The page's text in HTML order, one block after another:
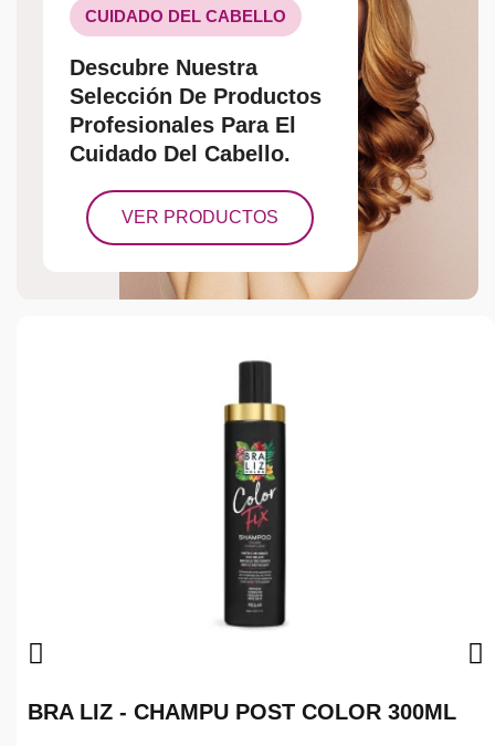
BRA LIZ - CHAMPU POST COLOR 300ML
CUIDADO DEL CABELLO
Descubre Nuestra
Selección De Productos
Profesionales Para El
Cuidado Del Cabello.
VER PRODUCTOS